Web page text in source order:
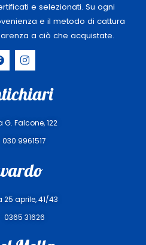
e selezionati. Su ogni
e il metodo di cattura
a ciò che acquistate.
e
I
n
s
a
g
a
m
G. Falcone, 122
030 9961517
25 aprile, 41/43
0365 31626